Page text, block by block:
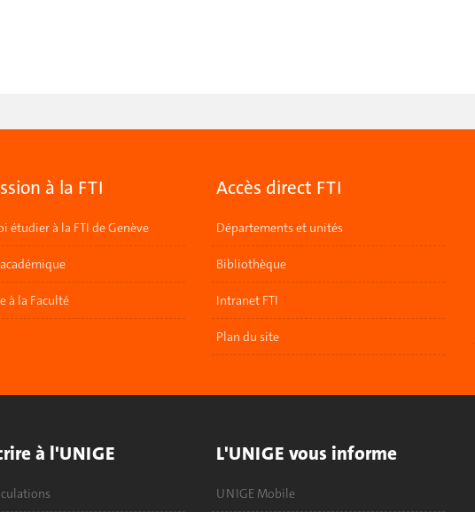
à la FTI
étudier à la FTI de Genève
à la Faculté
Accès direct FTI
Départements et unités
Bibliothèque
Intranet FTI
Plan du site
à l'UNIGE L'UNIGE vous informe
UNIGE Mobile